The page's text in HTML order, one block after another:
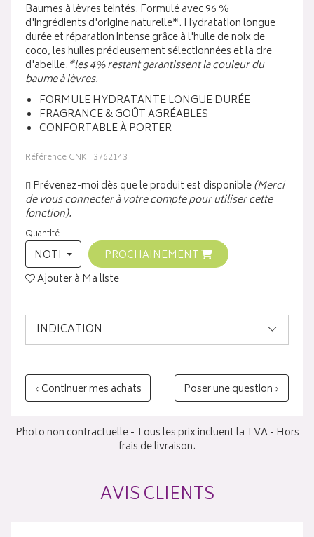
Baumes à lèvres teintés. Formulé avec 96 %
d'ingrédients d'origine naturelle*. Hydratation longue
durée et réparation intense grâce à l'huile de noix de
coco, les huiles précieusement sélectionnées et la cire
d'abeille.*les 4% restant garantissent la couleur du
baume à lèvres.
FORMULE HYDRATANTE LONGUE DURÉE
FRAGRANCE & GOÛT AGRÉABLES
CONFORTABLE À PORTER
Référence CNK : 3762143
Prévenez-moi dès que le produit est disponible(Merci
de vous connecter à votre compte pour utiliser cette
fonction).
Quantité
NOTHING SELECTEDPROCHAINEMENT
Ajouter à Ma liste
INDICATION
‹ Continuer mes achats Poser une question ›
Photo non contractuelle - Tous les prix incluent la TVA - Hors
frais de livraison.
AVIS CLIENTS